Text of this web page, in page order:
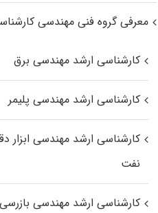
معرفی گروه فنی مهندسی
کارشناسی ارشد مهندسی برق
کارشناسی ارشد مهندسی پلیمر
کارشناسی ارشد مهندسی ابزار
نفت
کارشناسی ارشد مهندسی